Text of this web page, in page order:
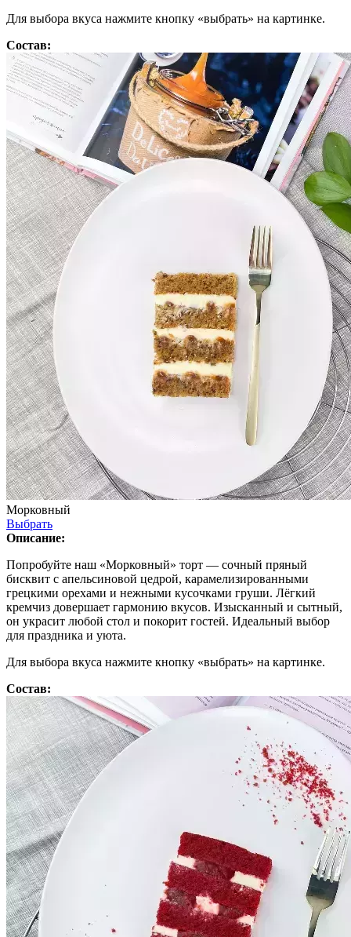
Для выбора вкуса нажмите кнопку «выбрать» на картинке.
Состав:
Морковный
Выбрать
Описание:
Попробуйте наш «Морковный» торт — сочный пряный
бисквит с апельсиновой цедрой, карамелизированными
грецкими орехами и нежными кусочками груши. Лёгкий
кремчиз довершает гармонию вкусов. Изысканный и сытный,
он украсит любой стол и покорит гостей. Идеальный выбор
для праздника и уюта.
Для выбора вкуса нажмите кнопку «выбрать» на картинке.
Состав: